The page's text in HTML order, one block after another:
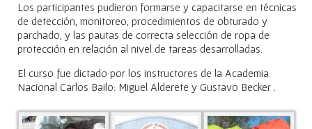
Los participantes pudieron formarse y capacitarse en técnicas
de detección, monitoreo, procedimientos de obturado y
parchado, y las pautas de correcta selección de ropa de
protección en relación al nivel de tareas desarrolladas.
El curso fue dictado por los instructores de la Academia
Nacional Carlos Bailo: Miguel Alderete y Gustavo Becker .